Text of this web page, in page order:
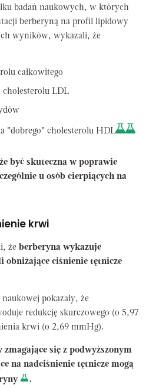
badań naukowych, w których
berberyną na profil lipidowy
wyników, wykazali, że
całkowitego
cholesterolu LDL
"dobrego" cholesterolu HDL
być skuteczna w poprawie
u osób cierpiących na
krwi
że berberyna wykazuje
obniżające ciśnienie tętnicze
pokazały, że
redukcję skurczowego (o 5,97
krwi (o 2,69 mmHg).
zmagające się z podwyższonym
na nadciśnienie tętnicze mogą
.